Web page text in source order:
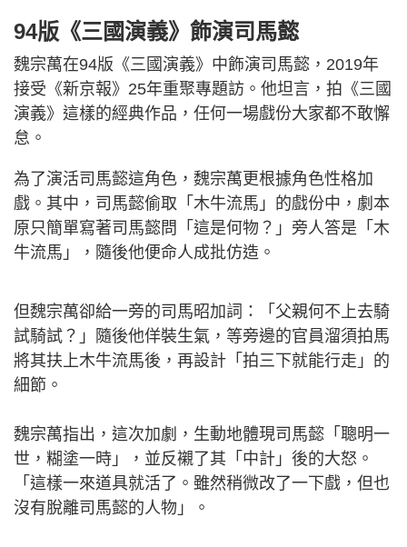
94版《三國演義》飾演司馬懿
魏宗萬在94版《三國演義》中飾演司馬懿，2019年
接受《新京報》25年重聚專題訪。他坦言，拍《三國
演義》這樣的經典作品，任何一場戲份大家都不敢懈
怠。
為了演活司馬懿這角色，魏宗萬更根據角色性格加
戲。其中，司馬懿偷取「木牛流馬」的戲份中，劇本
原只簡單寫著司馬懿問「這是何物？」旁人答是「木
牛流馬」，隨後他便命人成批仿造。
但魏宗萬卻給一旁的司馬昭加詞：「父親何不上去騎
試騎試？」隨後他佯裝生氣，等旁邊的官員溜須拍馬
將其扶上木牛流馬後，再設計「拍三下就能行走」的
細節。
魏宗萬指出，這次加劇，生動地體現司馬懿「聰明一
世，糊塗一時」，並反襯了其「中計」後的大怒。
「這樣一來道具就活了。雖然稍微改了一下戲，但也
沒有脫離司馬懿的人物」。